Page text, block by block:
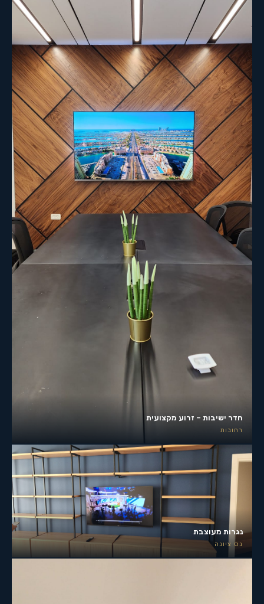
חדר ישיבות – זרוע מקצועית
רחובות
נגרות מעוצבת
נס ציונה